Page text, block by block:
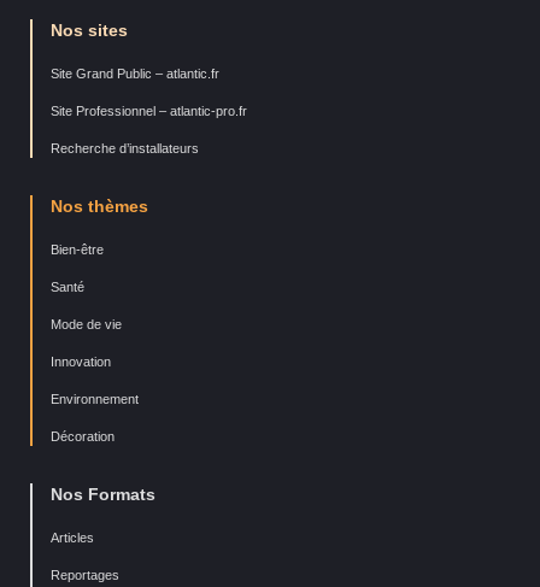
Nos sites
Site Grand Public – atlantic.fr
Site Professionnel – atlantic-pro.fr
Recherche d’installateurs
Nos thèmes
Bien-être
Santé
Mode de vie
Innovation
Environnement
Décoration
Nos Formats
Articles
Reportages